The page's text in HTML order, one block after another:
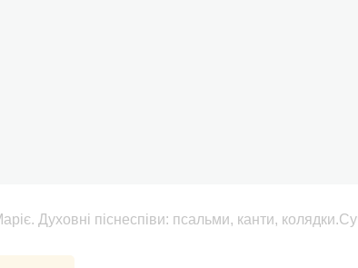
Духовні піснеспіви: псальми, канти,